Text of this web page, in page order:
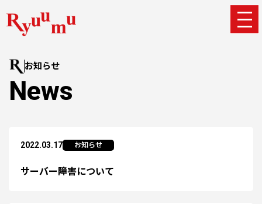
お知らせ
News
2022.03.17 お知らせ
サーバー障害について